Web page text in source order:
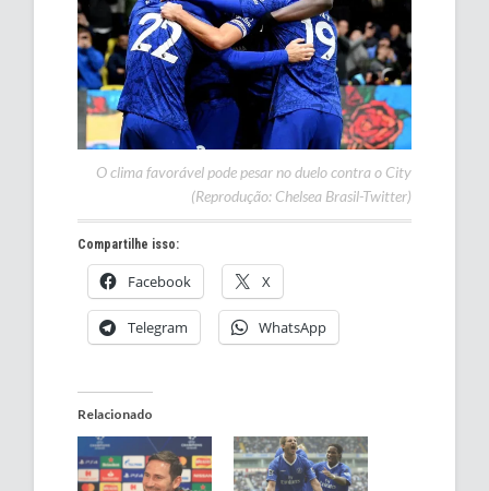
O clima favorável pode pesar no duelo contra o City
(Reprodução: Chelsea Brasil-Twitter)
Compartilhe isso:
Facebook X
Telegram WhatsApp
Relacionado